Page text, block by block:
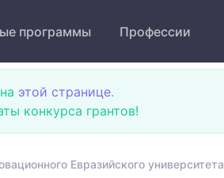
программы Профессии
этой странице.
конкурса грантов!
Евразийского университета